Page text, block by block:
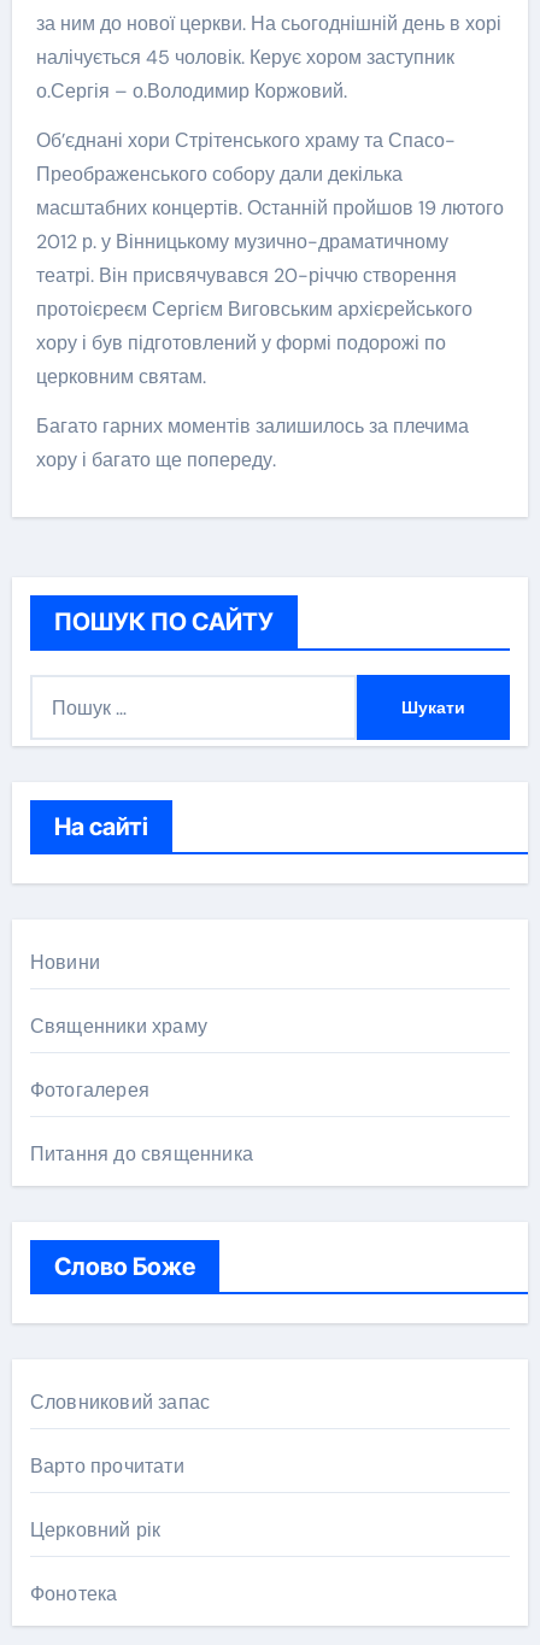
за ним до нової церкви. На сьогоднішній день в хорі
налічується 45 чоловік. Керує хором заступник
о.Сергія – о.Володимир Коржовий.
Об’єднані хори Стрітенського храму та Спасо-
Преображенського собору дали декілька
масштабних концертів. Останній пройшов 19 лютого
2012 р. у Вінницькому музично-драматичному
театрі. Він присвячувався 20-річчю створення
протоієреєм Сергієм Виговським архієрейського
хору і був підготовлений у формі подорожі по
церковним святам.
Багато гарних моментів залишилось за плечима
хору і багато ще попереду.
ПОШУК ПО САЙТУ
:
На сайті
Новини
Священники храму
Фотогалерея
Питання до священника
Слово Боже
Словниковий запас
Варто прочитати
Церковний рік
Фонотека